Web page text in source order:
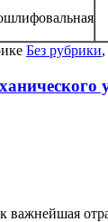
Без рубрики,
важнейшая